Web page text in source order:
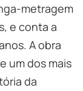
metragem
e conta a
A obra
um dos mais
da